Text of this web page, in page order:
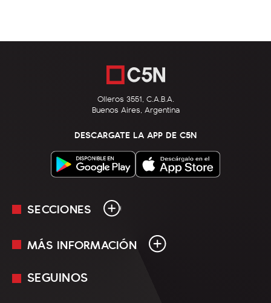
Olleros 3551, C.A.B.A.
Buenos Aires, Argentina
DESCARGATE LA APP DE C5N
SECCIONES
En Vivo
MÁS INFORMACIÓN
Mediakit
SEGUINOS